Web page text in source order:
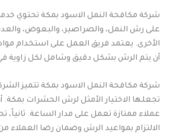
شركة مكافحة النمل الاسود بمكة تحتوي
على رش النمل، والصراصير، والبعوض،
الأخرى. يعتمد فريق العمل على استخدام
أن يتم الرش بشكل دقيق وشامل لكل زاوية
شركة مكافحة النمل الاسود بمكة تتميز
تجعلها الاختيار الأمثل لرش الحشرات بمكة.
عملاء ممتازة تعمل على مدار الساعة.
الالتزام بمواعيد الرش وضمان رضا العملاء